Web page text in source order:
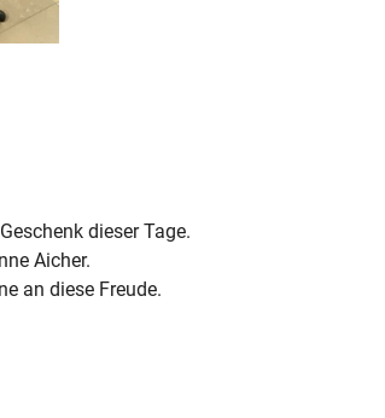
dieser Tage.
Aicher.
an diese Freude.